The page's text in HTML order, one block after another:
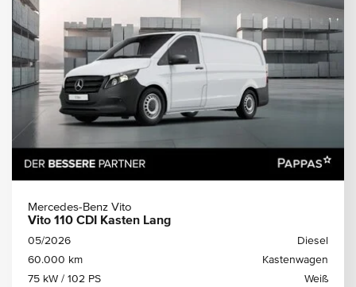
Mercedes-Benz Vito
Vito 110 CDI Kasten Lang
05/2026
Diesel
60.000 km
Kastenwagen
75 kW / 102 PS
Weiß